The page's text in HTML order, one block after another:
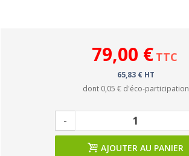
79,00 € TTC
65,83 € HT
dont 0,05 € d'éco-participation
-
AJOUTER AU PANIER